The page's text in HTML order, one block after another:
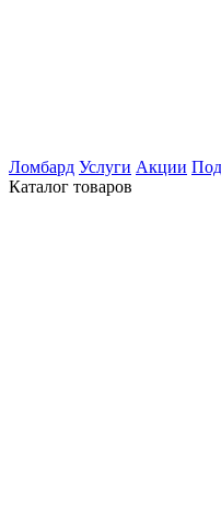
Ломбард Услуги Акции
Каталог товаров